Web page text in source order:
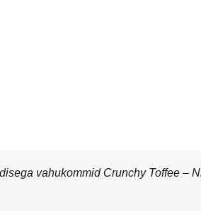
vahukommid Crunchy Toffee –